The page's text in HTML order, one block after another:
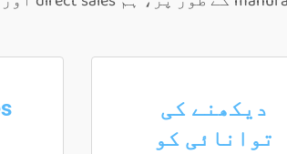
دیکھنے کی
توانائی کو